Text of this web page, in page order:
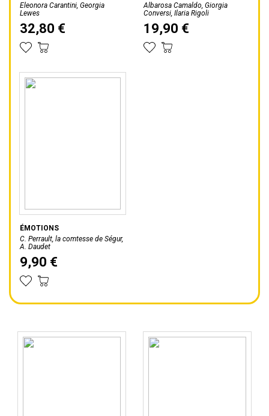
Eleonora Carantini, Georgia
Lewes
32,80 €
Albarosa Camaldo, Giorgia
Conversi, Ilaria Rigoli
19,90 €
ÉMOTIONS
C. Perrault, la comtesse de Ségur,
A. Daudet
9,90 €